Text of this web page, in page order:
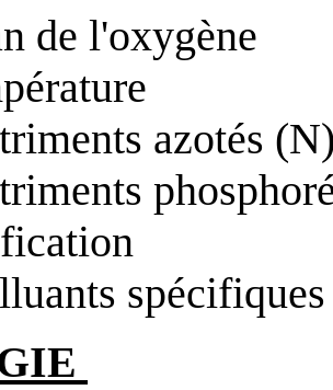
de l'oxygène
azotés
spécifiques